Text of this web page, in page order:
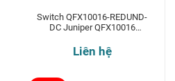
Switch QFX10016-REDUND-
DC Juniper QFX10016
Liên hệ